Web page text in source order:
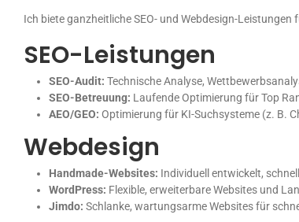
Ich biete ganzheitliche SEO- und Webdesign-
SEO-Leistungen
SEO-Audit: Technische Analyse,
SEO-Betreuung: Laufende Optimierung für Top
AEO/GEO: Optimierung für KI-Suchsysteme (z. B.
Webdesign
Handmade-Websites: Individuell entwickelt,
WordPress: Flexible, erweiterbare Websites und
Jimdo: Schlanke, wartungsarme Websites für